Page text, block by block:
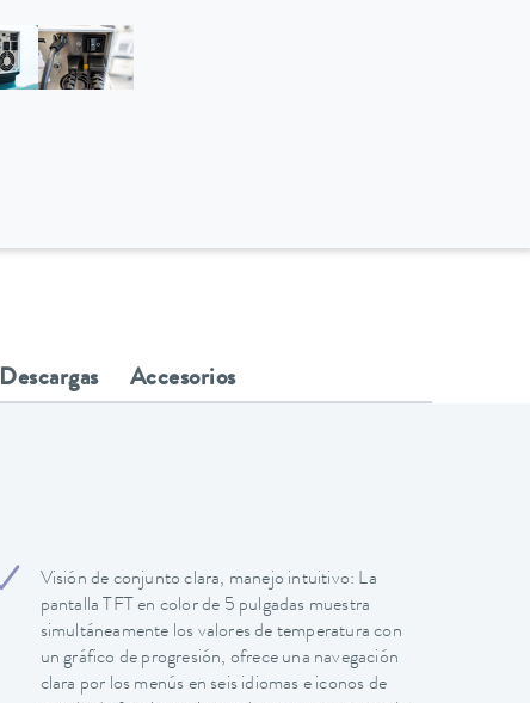
Descargas Accesorios
Visión de conjunto clara, manejo intuitivo: La
pantalla TFT en color de 5 pulgadas muestra
simultáneamente los valores de temperatura con
un gráfico de progresión, ofrece una navegación
clara por los menús en seis idiomas e iconos de